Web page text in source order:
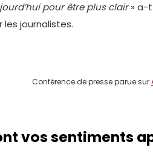
pour être plus clair» a-
les journalistes.
Conférence de presse parue sur
vos sentiments